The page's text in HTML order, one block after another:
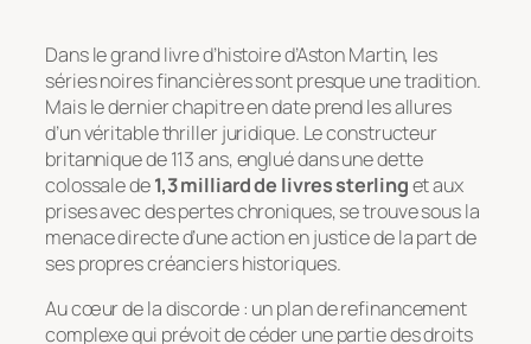
Dans le grand livre d’histoire d’Aston Martin, les
séries noires financières sont presque une tradition.
Mais le dernier chapitre en date prend les allures
d’un véritablethrillerjuridique. Le constructeur
britannique de 113 ans, englué dans une dette
colossale de1,3 milliard de livres sterlinget aux
prises avec des pertes chroniques, se trouve sous la
menace directe d’une action en justice de la part de
ses propres créanciers historiques.
Au cœur de la discorde : un plan de refinancement
complexe qui prévoit de céder une partie des droits